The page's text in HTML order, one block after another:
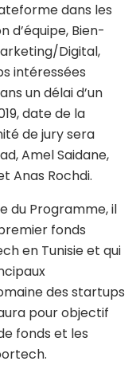
dans les
d’équipe, Bien-
Digital,
intéressées
un délai d’un
date de la
de jury sera
Amel Saidane,
Anas Rochdi.
du Programme, il
premier fonds
en Tunisie et qui
des startups
pour objectif
fonds et les